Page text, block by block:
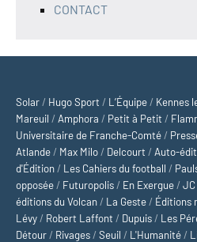
CONTACT
Solar / Hugo Sport / L’Équipe / Kennes
Mareuil / Amphora / Petit à Petit /
Universitaire de Franche-Comté /
Atlande / Max Milo / Delcourt / Auto-
d'Édition / Les Cahiers du football /
opposée / Futuropolis / En Exergue /
éditions du Volcan / La Geste / Éditions
Lévy / Robert Laffont / Dupuis / Les
Détour / Rivages /Seuil / L'Humanité /